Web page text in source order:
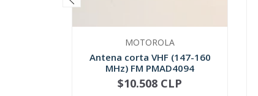
MOTOROLA
Antena corta VHF (147-160
MHz) FM PMAD4094
NO DISPONIBLE
$10.508 CLP